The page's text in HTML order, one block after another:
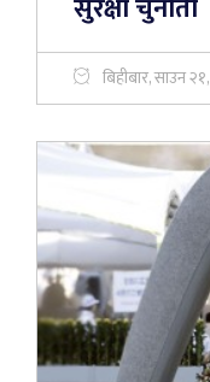
बिहीबार, साउन